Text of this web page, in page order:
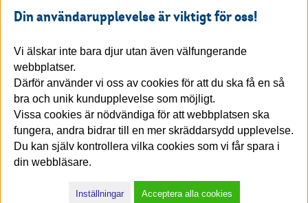
Din användarupplevelse är viktigt för oss!
Vi älskar inte bara djur utan även välfungerande
webbplatser.
Därför använder vi oss av cookies för att du ska få en så
bra och unik kundupplevelse som möjligt.
Vissa cookies är nödvändiga för att webbplatsen ska
fungera, andra bidrar till en mer skräddarsydd upplevelse.
Du kan själv kontrollera vilka cookies som vi får spara i
din webbläsare.
Inställningar Acceptera alla cookies